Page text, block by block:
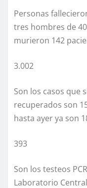
Personas
tres hombres de
murieron 142
3.002
Son los casos que
recuperados son
hasta ayer ya son
393
Son los testeos
Laboratorio